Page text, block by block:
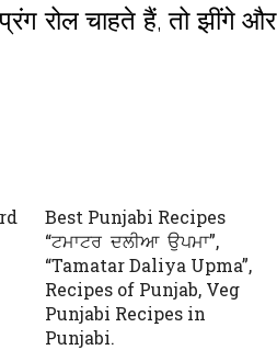
रोल चाहते हैं, तो झींगे और
Best Punjabi Recipes
“ਟਮਾਟਰ ਦਲੀਆ ਉਪਮਾ”,
“Tamatar Daliya Upma”,
Recipes of Punjab, Veg
Punjabi Recipes in
Punjabi.